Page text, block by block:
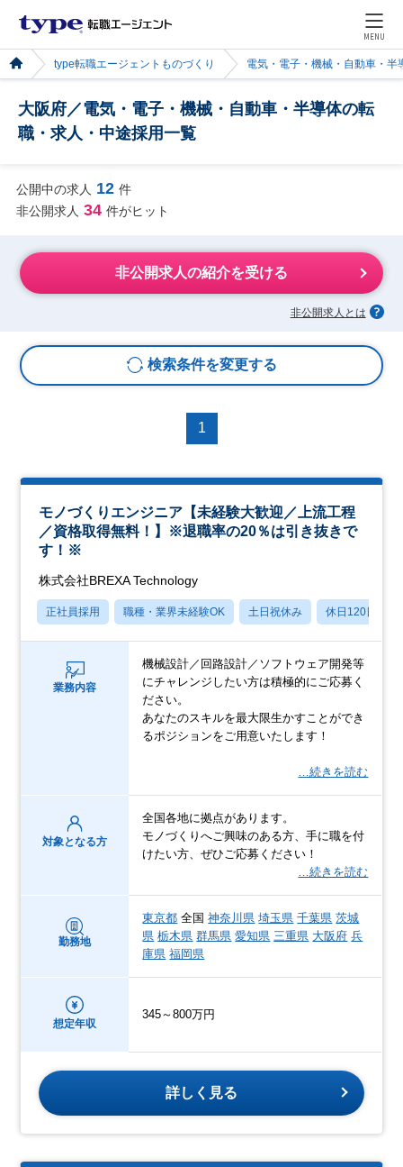
MENU
type転職エージェントものづくり 電気・電子・機械・自動車・半
大阪府／電気・電子・機械・自動車・半導体の転
職・求人・中途採用一覧
公開中の求人 12 件
非公開求人 34 件がヒット
非公開求人の紹介を受ける
非公開求人とは
検索条件を変更する
1
モノづくりエンジニア【未経験大歓迎／上流工程
／資格取得無料！】※退職率の20％は引き抜きで
す！※
株式会社BREXA Technology
正社員採用 職種・業界未経験OK 土日祝休み 休日120日以上
業務内容
機械設計／回路設計／ソフトウェア開発等
にチャレンジしたい方は積極的にご応募く
ださい。
あなたのスキルを最大限生かすことができ
るポジションをご用意いたします！
…続きを読む
対象となる方
全国各地に拠点があります。
モノづくりへご興味のある方、手に職を付
けたい方、ぜひご応募ください！
…続きを読む
勤務地
東京都 全国神奈川県 埼玉県 千葉県 茨城
県 栃木県 群馬県 愛知県 三重県 大阪府 兵
庫県 福岡県
想定年収
345～800万円
詳しく見る